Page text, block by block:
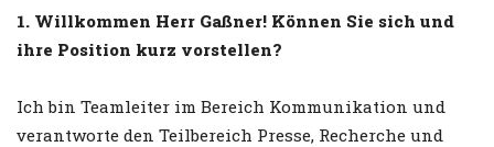
1. Willkommen Herr Gaßner! Können Sie sich und
ihre Position kurz vorstellen?
Ich bin Teamleiter im Bereich Kommunikation und
verantworte den Teilbereich Presse, Recherche und